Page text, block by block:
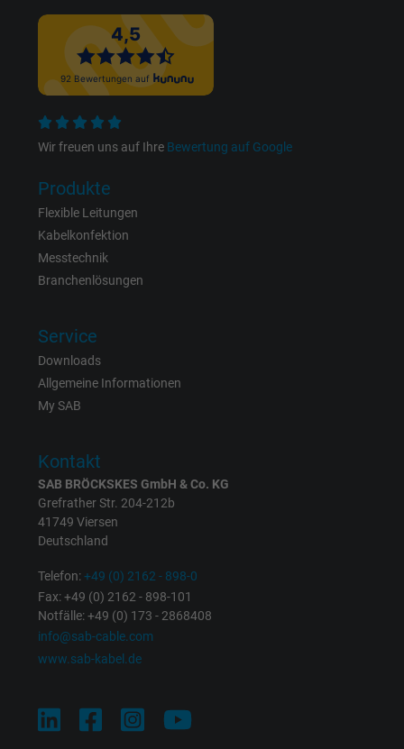
Name
Anbieter Google Ads Conversion Tracking, Google LLC
Laufzeit Persistent
Name
Anbieter
Zweck
eines wiederkehrenden Benutzers
Name
Anbieter Facebook Ireland Ltd.
Laufzeit
Cookie von Facebook für Website-Analyse,
Anzeigenausrichtung und
Name act, Facebook Pixel
Wir freuen uns auf Ihre Bewertung auf Google
Produkte
Flexible Leitungen
Kabelkonfektion
Messtechnik
Branchenlösungen
Service
Downloads
Allgemeine Informationen
My SAB
Kontakt
SAB BRÖCKSKES GmbH & Co. KG
Grefrather Str. 204-212b
41749 Viersen
Deutschland
Telefon:+49 (0) 2162 - 898-0
Fax: +49 (0) 2162 - 898-101
Notfälle: +49 (0) 173 - 2868408
info@sab-cable.com
www.sab-kabel.de